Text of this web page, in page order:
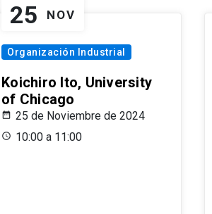
25 NOV
Organización Industrial
Koichiro Ito, University
of Chicago
25 de Noviembre de 2024
10:00 a 11:00